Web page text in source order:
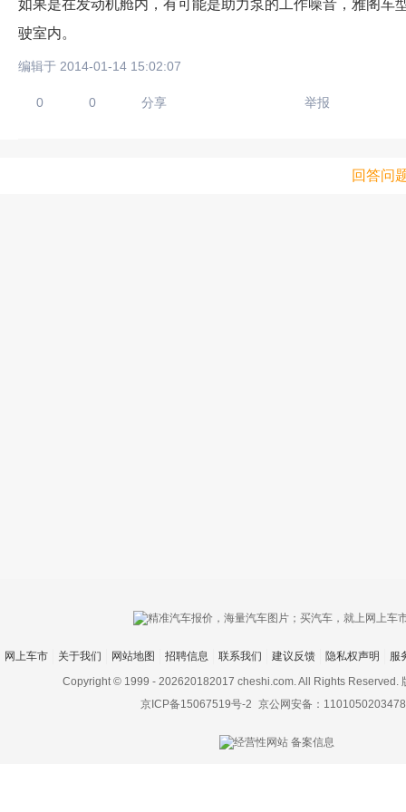
如果是在发动机舱内，有可能是助力泵的工作噪音，雅阁车
驶室内。
编辑于 2014-01-14 15:02:07
0 0 分享 举报
回答问
上传图片最多
网上车市 关于我们 网站地图 招聘信息 联系我们 建议反馈 隐私权声明
服
Copyright © 1999 - 202620182017 cheshi.com. All Rights Reserved.
京ICP备15067519号-2 京公网安备：